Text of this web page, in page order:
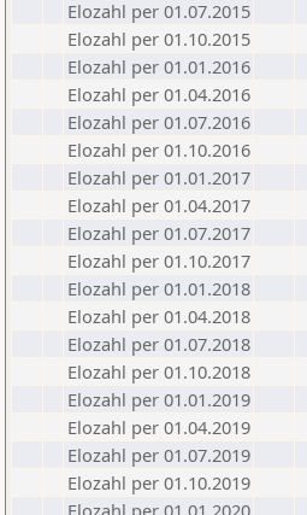
Elozahl per 01.07.2015
Elozahl per 01.10.2015
Elozahl per 01.01.2016
Elozahl per 01.04.2016
Elozahl per 01.07.2016
Elozahl per 01.10.2016
Elozahl per 01.01.2017
Elozahl per 01.04.2017
Elozahl per 01.07.2017
Elozahl per 01.10.2017
Elozahl per 01.01.2018
Elozahl per 01.04.2018
Elozahl per 01.07.2018
Elozahl per 01.10.2018
Elozahl per 01.01.2019
Elozahl per 01.04.2019
Elozahl per 01.07.2019
Elozahl per 01.10.2019
Elozahl per 01.01.2020